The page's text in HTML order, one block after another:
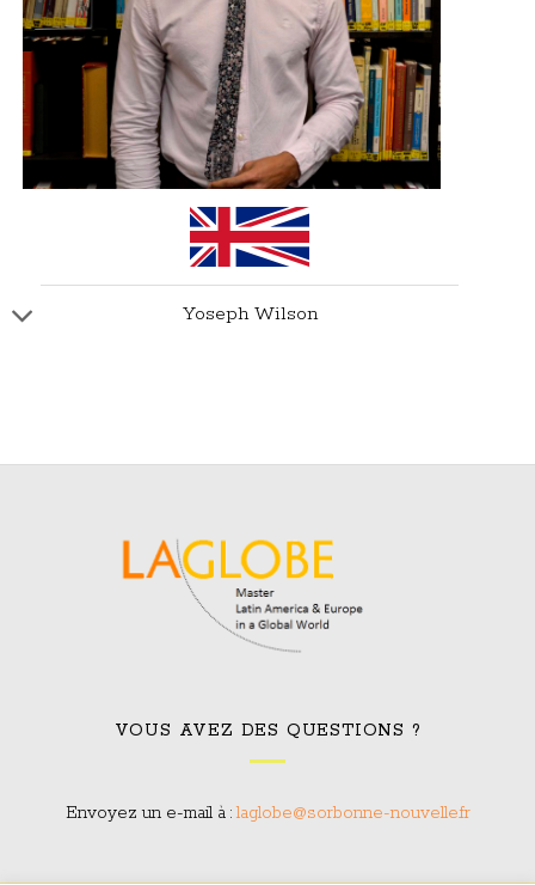
Yoseph Wilson
VOUS AVEZ DES QUESTIONS ?
Envoyez un e-mail à :laglobe@sorbonne-nouvelle.fr